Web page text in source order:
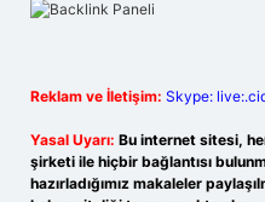
Reklam ve İletişim: Skype:
Yasal Uyarı: Bu internet sitesi,
şirketi ile hiçbir bağlantısı
hazırladığımız makaleler